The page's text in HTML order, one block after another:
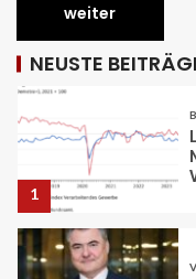
weiter
NEUSTE
1